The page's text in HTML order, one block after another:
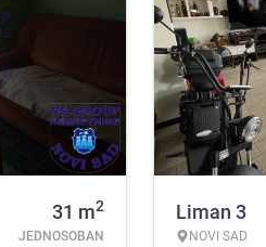
31 m2
JEDNOSOBAN
Liman 3
NOVI SAD